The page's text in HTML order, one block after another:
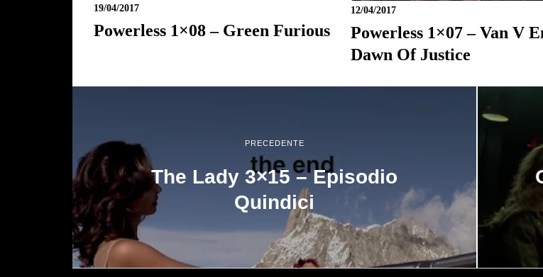
19/04/2017
Powerless 1×08 – Green Furious
12/04/2017
Powerless 1×07 – Van V
Dawn Of Justice
PRECEDENTE
The Lady 3×15 – Episodio
Quindici